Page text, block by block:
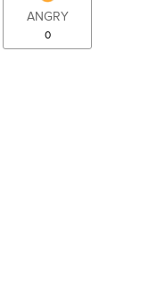
ANGRY
0